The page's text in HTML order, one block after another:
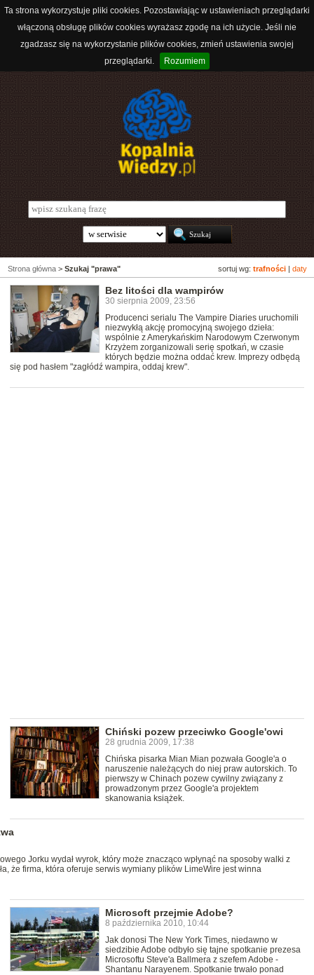
Ta strona wykorzystuje pliki cookies. Pozostawiając w ustawieniach przeglądarki
włączoną obsługę plików cookies wyrażasz zgodę na ich użycie. Jeśli nie
zgadzasz się na wykorzystanie plików cookies, zmień ustawienia swojej
przeglądarki.
Rozumiem
sortuj wg: trafności daty
Strona główna > Szukaj "prawa"
Bez litości dla wampirów
30 sierpnia 2009, 23:56
Producenci serialu The Vampire Diaries uruchomili
niezwykłą akcję promocyjną swojego dzieła:
wspólnie z Amerykańskim Narodowym Czerwonym
Krzyżem zorganizowali serię spotkań, w czasie
których będzie można oddać krew. Imprezy odbędą
się pod hasłem "zagłódź wampira, oddaj krew".
Chiński pozew przeciwko Google'owi
28 grudnia 2009, 17:38
Chińska pisarka Mian Mian pozwała Google'a o
naruszenie należących do niej praw autorskich. To
pierwszy w Chinach pozew cywilny związany z
prowadzonym przez Google'a projektem
skanowania książek.
Jorku wydał wyrok, który może znacząco wpłynąć na sposoby walki z
że firma, która oferuje serwis wymiany plików LimeWire jest winna
Microsoft przejmie Adobe?
8 października 2010, 10:44
Jak donosi The New York Times, niedawno w
siedzibie Adobe odbyło się tajne spotkanie prezesa
Microsoftu Steve'a Ballmera z szefem Adobe -
Shantanu Narayenem. Spotkanie trwało ponad